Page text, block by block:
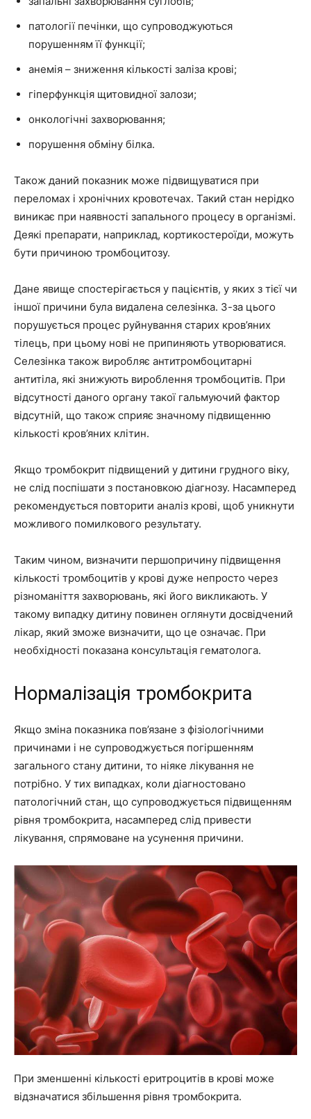
патології печінки, що супроводжуються
порушенням її функції;
анемія – зниження кількості заліза крові;
гіперфункція щитовидної залози;
онкологічні захворювання;
порушення обміну білка.
Також даний показник може підвищуватися при
переломах і хронічних кровотечах. Такий стан нерідко
виникає при наявності запального процесу в організмі.
Деякі препарати, наприклад, кортикостероїди, можуть
бути причиною тромбоцитозу.
Дане явище спостерігається у пацієнтів, у яких з тієї чи
іншої причини була видалена селезінка. З-за цього
порушується процес руйнування старих кров’яних
тілець, при цьому нові не припиняють утворюватися.
Селезінка також виробляє антитромбоцитарні
антитіла, які знижують вироблення тромбоцитів. При
відсутності даного органу такої гальмуючий фактор
відсутній, що також сприяє значному підвищенню
кількості кров’яних клітин.
Якщо тромбокрит підвищений у дитини грудного віку,
не слід поспішати з постановкою діагнозу. Насамперед
рекомендується повторити аналіз крові, щоб уникнути
можливого помилкового результату.
Таким чином, визначити першопричину підвищення
кількості тромбоцитів у крові дуже непросто через
різноманіття захворювань, які його викликають. У
такому випадку дитину повинен оглянути досвідчений
лікар, який зможе визначити, що це означає. При
необхідності показана консультація гематолога.
Нормалізація тромбокрита
Якщо зміна показника пов’язане з фізіологічними
причинами і не супроводжується погіршенням
загального стану дитини, то ніяке лікування не
потрібно. У тих випадках, коли діагностовано
патологічний стан, що супроводжується підвищенням
рівня тромбокрита, насамперед слід привести
лікування, спрямоване на усунення причини.
При зменшенні кількості еритроцитів в крові може
відзначатися збільшення рівня тромбокрита.